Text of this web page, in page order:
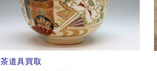
茶道具買取